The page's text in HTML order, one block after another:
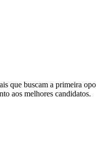
que buscam a primeira
aos melhores candidatos.